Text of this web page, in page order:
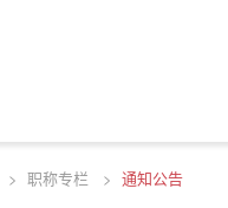
> 职称专栏 > 通知公告